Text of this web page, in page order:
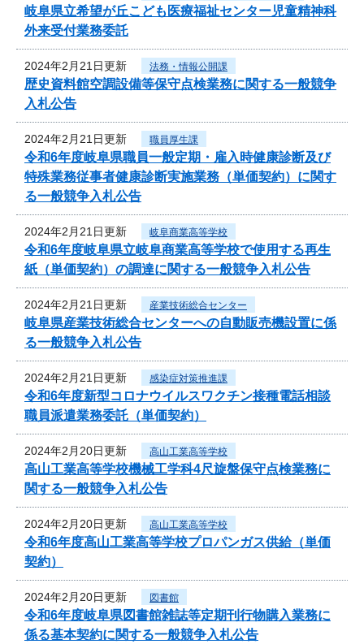
岐阜県立希望が丘こども医療福祉センター児童精神科
外来受付業務委託
2024年2月21日更新 法務・情報公開課
歴史資料館空調設備等保守点検業務に関する一般競争
入札公告
2024年2月21日更新 職員厚生課
令和6年度岐阜県職員一般定期・雇入時健康診断及び
特殊業務従事者健康診断実施業務（単価契約）に関す
る一般競争入札公告
2024年2月21日更新 岐阜商業高等学校
令和6年度岐阜県立岐阜商業高等学校で使用する再生
紙（単価契約）の調達に関する一般競争入札公告
2024年2月21日更新 産業技術総合センター
岐阜県産業技術総合センターへの自動販売機設置に係
る一般競争入札公告
2024年2月21日更新 感染症対策推進課
令和6年度新型コロナウイルスワクチン接種電話相談
職員派遣業務委託（単価契約）
2024年2月20日更新 高山工業高等学校
高山工業高等学校機械工学科4尺旋盤保守点検業務に
関する一般競争入札公告
2024年2月20日更新 高山工業高等学校
令和6年度高山工業高等学校プロパンガス供給（単価
契約）
2024年2月20日更新 図書館
令和6年度岐阜県図書館雑誌等定期刊行物購入業務に
係る基本契約に関する一般競争入札公告